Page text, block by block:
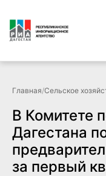
Главная/Сельское
В Комитете
Дагестана
за первый